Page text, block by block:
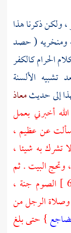
ولكن ذكرنا هذا
ومنخريه ( حصد
الحرام كالكفر
تشبيه الألسنة
إلى حديثمعاذ
أخبرني بعمل
سألت عن عظيم ،
تشرك به شيئا ،
وتحج البيت . ثم
الصوم جنة ،
وصلاة الرجل من
} حتى بلغ